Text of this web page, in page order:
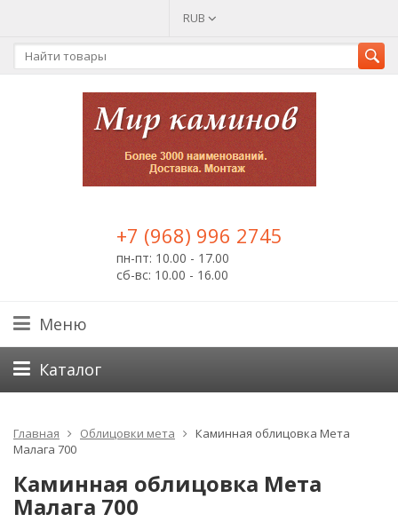
RUB
+7 (968) 996 2745
пн-пт: 10.00 - 17.00
сб-вс: 10.00 - 16.00
Меню
Каталог
Главная Облицовки мета
Каминная облицовка Мета
Малага 700
Каминная облицовка Мета
Малага 700